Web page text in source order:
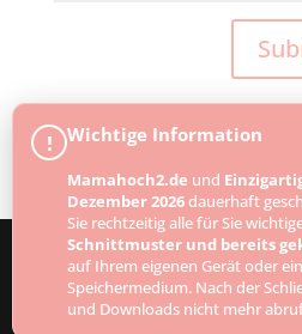
Designed byElegant
! Wichtige Information
Mamahoch2.de und
Dezember 2026dauerhaft
Sie rechtzeitig alle für Sie
Schnittmuster und bereits
auf Ihrem eigenen Gerät oder
Speichermedium. Nach der
und Downloads nicht mehr